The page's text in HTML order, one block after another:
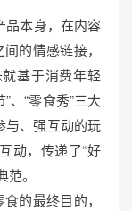
品本身，在内容
的情感链接，
基于消费年轻
、“零食秀”三大
与、强互动的玩
动，传递了“好
。
的最终目的，